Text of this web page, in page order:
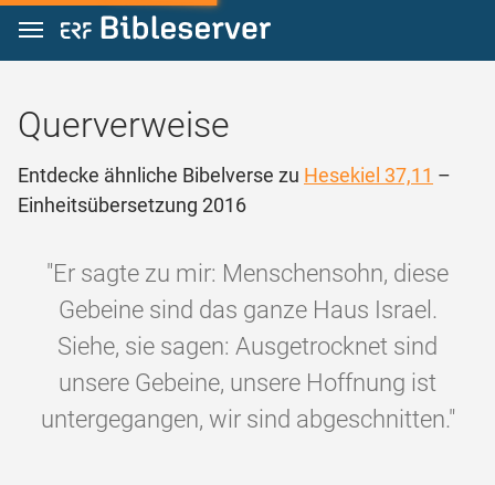
Zum Inhalt springen
Querverweise
Entdecke ähnliche Bibelverse zu Hesekiel 37,11 –
Einheitsübersetzung 2016
"Er sagte zu mir: Menschensohn, diese
Gebeine sind das ganze Haus Israel.
Siehe, sie sagen: Ausgetrocknet sind
unsere Gebeine, unsere Hoffnung ist
untergegangen, wir sind abgeschnitten."